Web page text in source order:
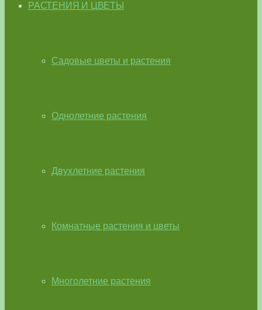
РАСТЕНИЯ И ЦВЕТЫ
Садовые цветы и растения
Однолетние растения
Двухлетние растения
Комнатные растения и цветы
Многолетние растения